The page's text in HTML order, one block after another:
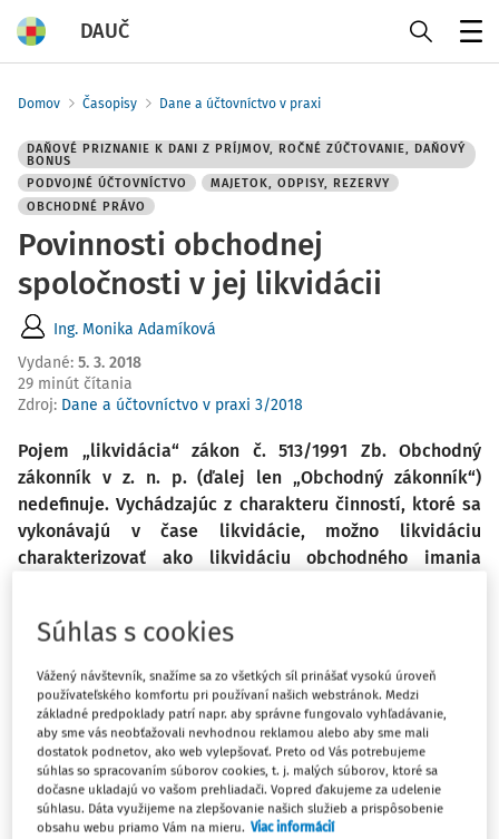
DAUČ
Domov Časopisy Dane a účtovníctvo v praxi
DAŇOVÉ PRIZNANIE K DANI Z PRÍJMOV, ROČNÉ ZÚČTOVANIE, DAŇOVÝ
BONUS
PODVOJNÉ ÚČTOVNÍCTVO
MAJETOK, ODPISY, REZERVY
OBCHODNÉ PRÁVO
Povinnosti obchodnej
spoločnosti v jej likvidácii
Ing. Monika Adamíková
Vydané: 5. 3. 2018
29 minút čítania
Zdroj: Dane a účtovníctvo v praxi 3/2018
Pojem „likvidácia“ zákon č. 513/1991 Zb. Obchodný
zákonník v z. n. p. (ďalej len „Obchodný zákonník“)
nedefinuje. Vychádzajúc z charakteru činností, ktoré sa
vykonávajú v čase likvidácie, možno likvidáciu
charakterizovať ako likvidáciu obchodného imania
záväzkov vzniknutých podnikateľovi v súvislosti s
podnikaním. Z uvedeného vyplýva, že v likvidácii ide o
likvidáciu, resp. vysporiadanie majetku a záväzkov
spoločnosti.
Právna úprava likvidácie
Súhlas s cookies
Vážený návštevník, snažíme sa zo všetkých síl prinášať vysokú úroveň
používateľského komfortu pri používaní našich webstránok. Medzi
základné predpoklady patrí napr. aby správne fungovalo vyhľadávanie,
aby sme vás neobťažovali nevhodnou reklamou alebo aby sme mali
dostatok podnetov, ako web vylepšovať. Preto od Vás potrebujeme
súhlas so spracovaním súborov cookies, t. j. malých súborov, ktoré sa
dočasne ukladajú vo vašom prehliadači. Vopred ďakujeme za udelenie
súhlasu. Dáta využijeme na zlepšovanie našich služieb a prispôsobenie
obsahu webu priamo Vám na mieru. Viac informácií